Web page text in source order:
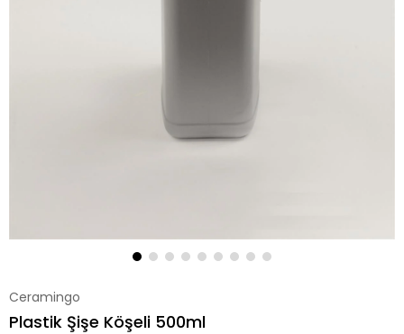
Ceramingo
Plastik Şişe Köşeli 500ml